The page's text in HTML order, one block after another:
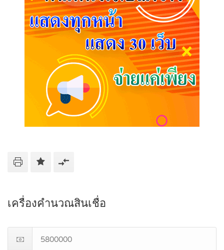
เครื่องคำนวณสินเชื่อ